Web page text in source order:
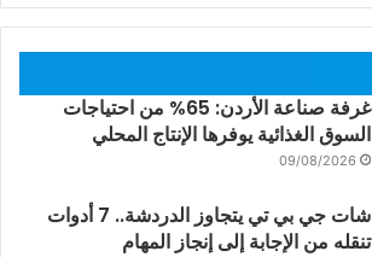
غرفة صناعة الأردن: 65% من احتياجات
السوق الغذائية يوفرها الإنتاج المحلي
09/08/2026
شات جي بي تي يتجاوز الدردشة.. 7 أدوات
تنقله من الإجابة إلى إنجاز المهام